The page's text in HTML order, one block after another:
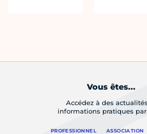
Vous êtes...
Accédez à des
informations pratiques
PROFESSIONNEL ASSOCIATION